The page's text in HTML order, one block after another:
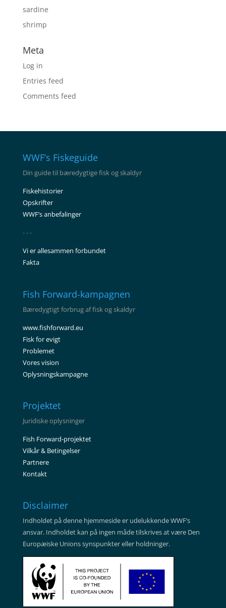
sardine
shrimp
Meta
Log in
Entries feed
Comments feed
WWF’s Fiskeguide
Din guide til bæredygtige fisk og skaldyr
Fiskehistorier
Opskrifter
WWF’s anbefalinger
- - -
Vi er allesammen forbundet
Fakta
Fish Forward-kampagnen
Bæredygtigt forbrug af fisk og skaldyr
www.fishforward.eu
Fisk for evigt
Problemet
Vores vision
Oplysningskampagne
Projektet
Juridiske oplysninger
Fish Forward-projektet
Vilkår & Betingelser
Partnere
Kontakt
Disclaimer
Indholdet på denne hjemmeside er udelukkende WWF’s
ansvar. Indholdet kan på ingen måde tilskrives at være Den
Europæiske Unions synspunkter eller holdninger.